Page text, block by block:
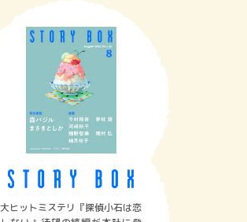
大ヒットミステリ『探偵小石は恋